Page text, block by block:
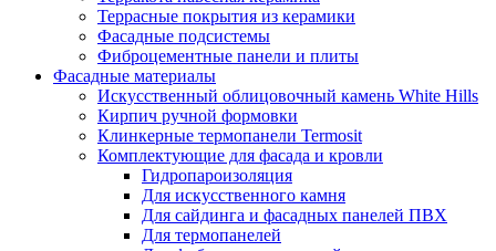
Террасные покрытия из керамики
Фасадные подсистемы
Фиброцементные панели и плиты
Фасадные материалы
Искусственный облицовочный камень White Hills
Кирпич ручной формовки
Клинкерные термопанели Termosit
Комплектующие для фасада и кровли
Гидропароизоляция
Для искусственного камня
Для сайдинга и фасадных панелей ПВХ
Для термопанелей